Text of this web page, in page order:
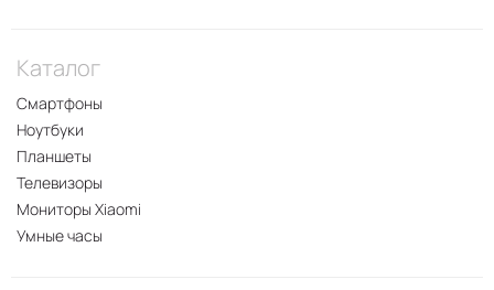
Каталог
Смартфоны
Ноутбуки
Планшеты
Телевизоры
Мониторы Xiaomi
Умные часы